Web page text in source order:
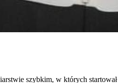
szybkim, w których startował